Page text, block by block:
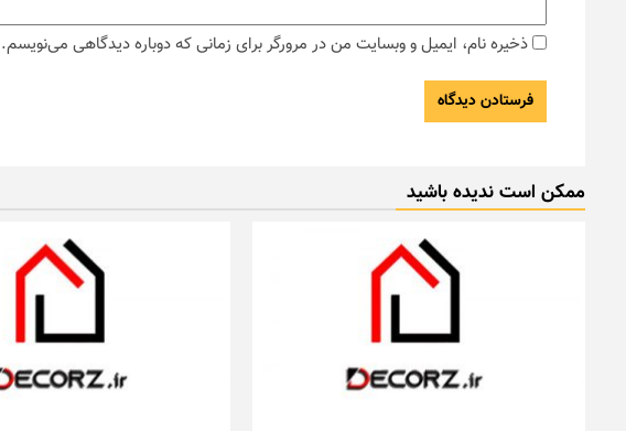
ذخیره نام، ایمیل و وبسایت من در مرورگر برای زمانی که دوباره دیدگاهی می‌نویسم.
ممکن است ندیده باشید